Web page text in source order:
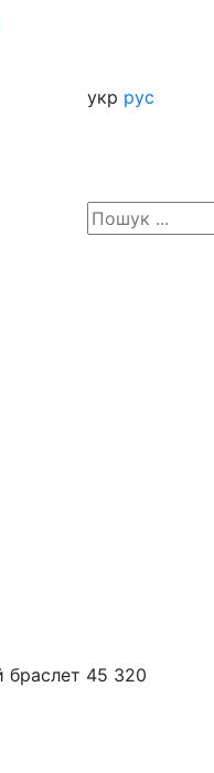
укр рус
браслет 45 320